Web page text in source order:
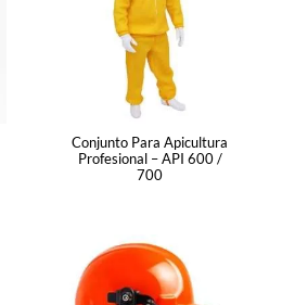
Conjunto Para Apicultura
Profesional – API 600 /
700